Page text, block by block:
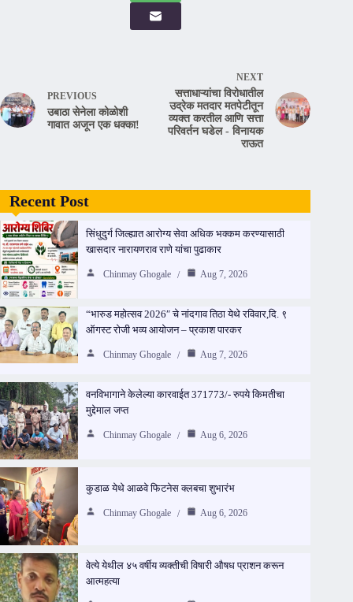
PREVIOUS
उबाठा सेनेला कोळोशी
गावात अजून एक धक्का!
NEXT
सत्ताधाऱ्यांचा विरोधातील
उद्रेक मतदार मतपेटीतून
व्यक्त करतील‌ आणि सत्ता
परिवर्तन घडेल - विनायक
राऊत
Recent Post
सिंधुदुर्ग जिल्ह्यात आरोग्य सेवा अधिक भक्कम करण्यासाठी
खासदार नारायणराव राणे यांचा पुढाकार
Chinmay Ghogale Aug 7, 2026
“भारुड महोत्सव 2026″ चे नांदगाव तिठा येथे रविवार,दि. ९
ऑगस्ट रोजी भव्य आयोजन – प्रकाश पारकर
Chinmay Ghogale Aug 7, 2026
वनविभागाने केलेल्या कारवाईत 371773/- रुपये किमतीचा
मुद्देमाल जप्त
Chinmay Ghogale Aug 6, 2026
कुडाळ येथे आळवे फिटनेस क्लबचा शुभारंभ
Chinmay Ghogale Aug 6, 2026
वेत्ये येथील ४५ वर्षीय व्यक्तीची विषारी औषध प्राशन करून
आत्महत्या